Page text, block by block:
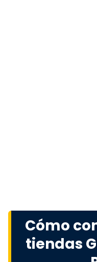
Cómo
tiendas